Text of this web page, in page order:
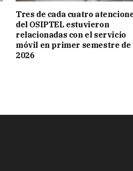
Tres de cada cuatro
del OSIPTEL estuvieron
relacionadas con el servicio
móvil en primer semestre de
2026